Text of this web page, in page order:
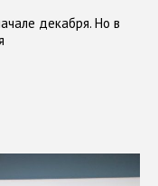
декабря. Но в